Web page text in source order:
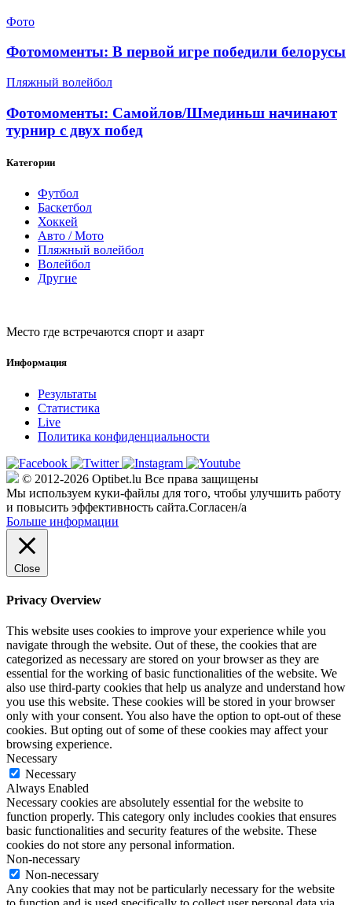
Фото
Фотомоменты: В первой игре победили белорусы
Пляжный волейбол
Фотомоменты: Самойлов/Шмединьш начинают
турнир с двух побед
Категории
Футбол
Баскетбол
Хоккей
Авто / Мото
Пляжный волейбол
Волейбол
Другие
Место где встречаются спорт и азарт
Информация
Результаты
Статистика
Live
Политика конфиденциальности
© 2012-2026 Optibet.lu Все права защищены
Мы используем куки-файлы для того, чтобы улучшить работу
и повысить эффективность сайта.Согласен/а
Больше информации
Close
Privacy Overview
This website uses cookies to improve your experience while you
navigate through the website. Out of these, the cookies that are
categorized as necessary are stored on your browser as they are
essential for the working of basic functionalities of the website. We
also use third-party cookies that help us analyze and understand how
you use this website. These cookies will be stored in your browser
only with your consent. You also have the option to opt-out of these
cookies. But opting out of some of these cookies may affect your
browsing experience.
Necessary
Necessary
Always Enabled
Necessary cookies are absolutely essential for the website to
function properly. This category only includes cookies that ensures
basic functionalities and security features of the website. These
cookies do not store any personal information.
Non-necessary
Non-necessary
Any cookies that may not be particularly necessary for the website